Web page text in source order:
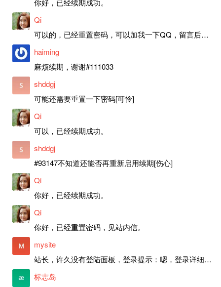
你好，已经续期成功。
Qi
可以的，已经重置密码，可以加我一下QQ，留言后我就发密码给你。
haiming
麻烦续期，谢谢#111033
shddgj
可能还需要重置一下密码[可怜]
Qi
可以，已经续期成功。
shddgj
#93147不知道还能否再重新启用续期[伤心]
Qi
你好，已经续期成功。
Qi
你好，已经重置密码，见站内信。
mysite
站长，许久没有登陆面板，登录提示：嗯，登录详细信息似乎不正确。请重试。 网站还可以正常使用。如果是密码问题请帮忙重置一下密码。谢谢。订单号：97790，账号：aa20210950。 站长，提交了工单，你回复续期成功，不过我的问题是面部登陆信息有问题，一直是初始密码，现在无法登陆，有时间麻烦排查一下。
标志岛